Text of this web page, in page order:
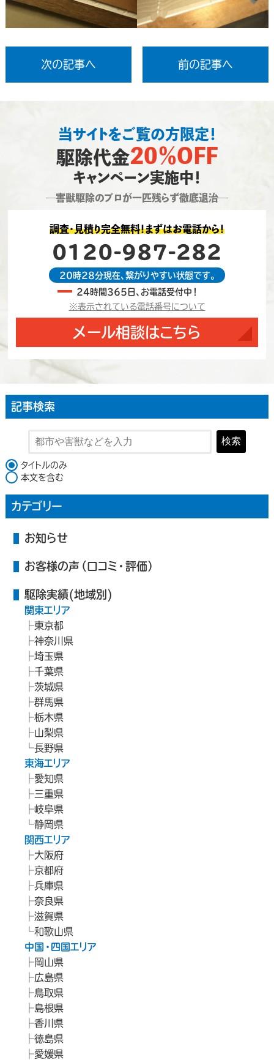
次の記事へ 前の記事へ
当サイトをご覧の方限定！
駆除代金20％OFF
キャンペーン実施中！
―害獣駆除のプロが一匹残らず徹底退治―
調査・見積り完全無料！まずはお電話から！
0120-987-282
20時28分現在、繋がりやすい状態です。
24時間365日、お電話受付中！
※表示されている電話番号について
メール相談はこちら
記事検索
検索
検索対象
タイトルのみ
本文を含む
カテゴリー
お知らせ
お客様の声（口コミ・評価）
駆除実績(地域別)
関東エリア
東京都
神奈川県
埼玉県
千葉県
茨城県
群馬県
栃木県
山梨県
長野県
東海エリア
愛知県
三重県
岐阜県
静岡県
関西エリア
大阪府
京都府
兵庫県
奈良県
滋賀県
和歌山県
中国・四国エリア
岡山県
広島県
鳥取県
島根県
香川県
徳島県
愛媛県